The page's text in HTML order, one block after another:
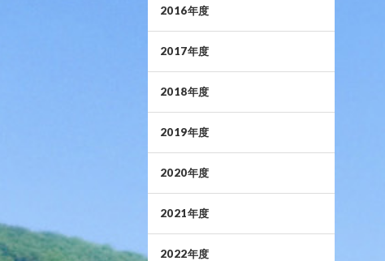
2016年度
2017年度
2018年度
2019年度
2020年度
2021年度
2022年度